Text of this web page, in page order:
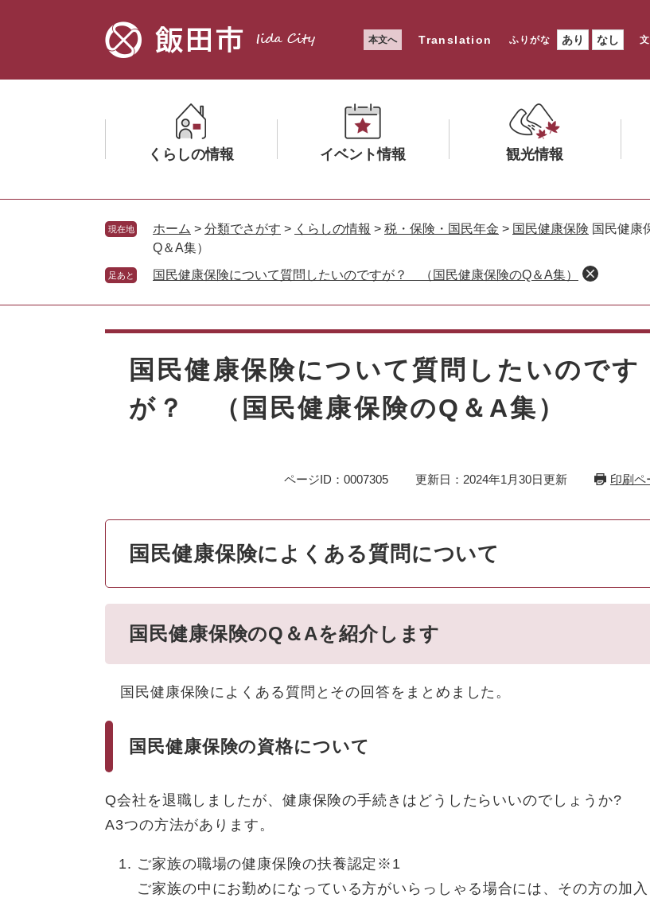
文
本文へ Translation ふりがな あり なし
くらしの情報
ニ
ー
を
ひ
イベント情報
ニ
を
ひ
観光情報
ニ
を
ひ
ニ
ひ
現在地 ホーム > 分類でさがす > くらしの情報 > 税・保険・国民年金 > 国民健康保険 国民健康
Q＆A集）
足あと 国民健康保険について質問したいのですが？ （国民健康保険のQ＆A集）
国民健康保険について質問したいのです
が？ （国民健康保険のQ＆A集）
ページID：0007305 更新日：2024年1月30日更新 印刷ペ
国民健康保険によくある質問について
国民健康保険のQ＆Aを紹介します
国民健康保険によくある質問とその回答をまとめました。
国民健康保険の資格について
Q会社を退職しましたが、健康保険の手続きはどうしたらいいのでしょうか?
A3つの方法があります。
ご家族の職場の健康保険の扶養認定※1
ご家族の中にお勤めになっている方がいらっしゃる場合には、その方の加